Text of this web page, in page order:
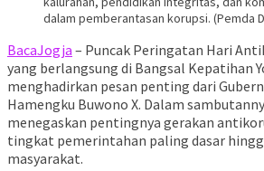
dalam pemberantasan korupsi. (Pemda
BacaJogja – Puncak Peringatan Hari
yang berlangsung di Bangsal Kepatihan
menghadirkan pesan penting dari
Hamengku Buwono X. Dalam
menegaskan pentingnya gerakan
tingkat pemerintahan paling dasar
masyarakat.